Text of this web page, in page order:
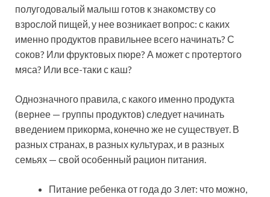
полугодовалый малыш готов к знакомству со
взрослой пищей, у нее возникает вопрос: с каких
именно продуктов правильнее всего начинать? С
соков? Или фруктовых пюре? А может с протертого
мяса? Или все-таки с каш?
Однозначного правила, с какого именно продукта
(вернее — группы продуктов) следует начинать
введением прикорма, конечно же не существует. В
разных странах, в разных культурах, и в разных
семьях — свой особенный рацион питания.
Питание ребенка от года до 3 лет: что можно,